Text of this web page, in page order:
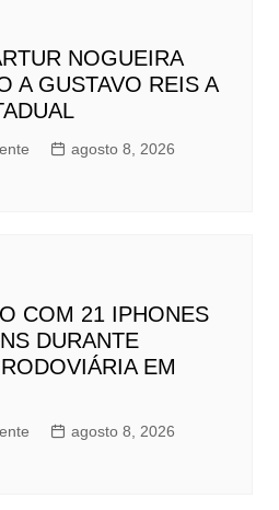
NOGUEIRA
A GUSTAVO REIS A
agosto 8, 2026
COM 21 IPHONES
DURANTE
EM
agosto 8, 2026